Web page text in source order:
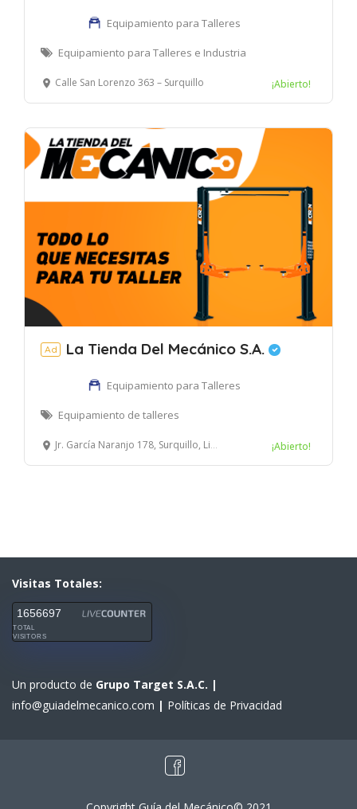
Equipamiento para Talleres
Equipamiento para Talleres e Industria
Calle San Lorenzo 363 – Surquillo ¡Abierto!
Ad La Tienda Del Mecánico S.A.
Equipamiento para Talleres
Equipamiento de talleres
Jr. García Naranjo 178, Surquillo, Lima, Perú ¡Abierto!
Visitas Totales:
1656697
TOTAL
VISITORS
Un producto de Grupo Target S.A.C. |
info@guiadelmecanico.com | Políticas de Privacidad